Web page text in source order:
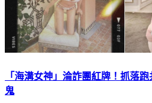
「海溝女神」淪詐團紅牌！抓落
鬼